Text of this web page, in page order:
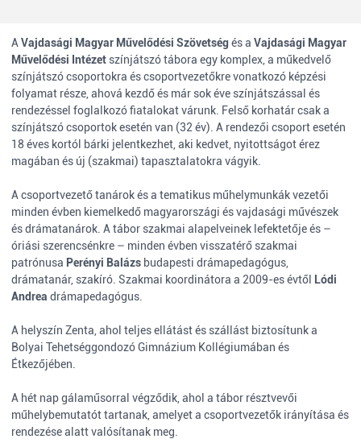
A Vajdasági Magyar Művelődési Szövetségés a Vajdasági Magyar
Művelődési Intézet színjátszó tábora egy komplex, a műkedvelő
színjátszó csoportokra és csoportvezetőkre vonatkozó képzési
folyamat része, ahová kezdő és már sok éve színjátszással és
rendezéssel foglalkozó fiatalokat várunk. Felső korhatár csak a
színjátszó csoportok esetén van (32 év). A rendezői csoport esetén
18 éves kortól bárki jelentkezhet, aki kedvet, nyitottságot érez
magában és új (szakmai) tapasztalatokra vágyik.
A csoportvezető tanárok és a tematikus műhelymunkák vezetői
minden évben kiemelkedő magyarországi és vajdasági művészek
és drámatanárok. A tábor szakmai alapelveinek lefektetője és –
óriási szerencsénkre – minden évben visszatérő szakmai
patrónusa Perényi Balázs budapesti drámapedagógus,
drámatanár, szakíró. Szakmai koordinátora a 2009-es évtől
Lódi
Andrea drámapedagógus.
A helyszín Zenta, ahol teljes ellátást és szállást biztosítunk a
Bolyai Tehetséggondozó Gimnázium Kollégiumában és
Étkezőjében.
A hét nap gálaműsorral végződik, ahol a tábor résztvevői
műhelybemutatót tartanak, amelyet a csoportvezetők irányítása és
rendezése alatt valósítanak meg.